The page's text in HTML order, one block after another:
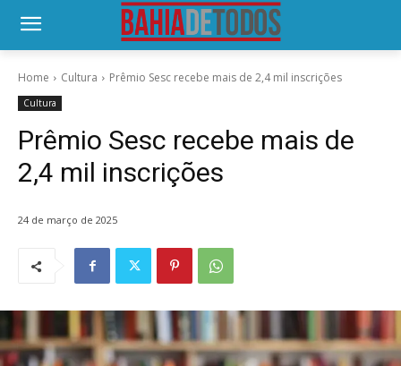
Home Cultura Prêmio Sesc recebe mais de 2,4 mil inscrições
Cultura
Prêmio Sesc recebe mais de
2,4 mil inscrições
24 de março de 2025